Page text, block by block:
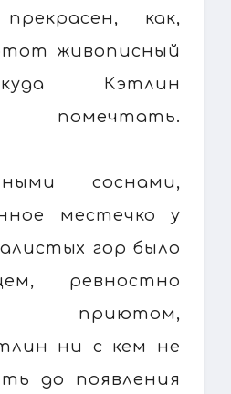
как,
живописный
Кэтлин
помечтать.
соснами,
местечко у
гор было
ревностно
приютом,
ни с кем не
до появления